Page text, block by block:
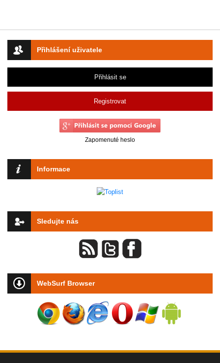
Přihlášení uživatele
Přihlásit se
Registrovat
Zapomenuté heslo
Informace
Sledujte nás
WebSurf Browser